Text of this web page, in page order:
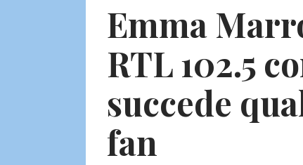
Emma
RTL 102.5
succede
fan